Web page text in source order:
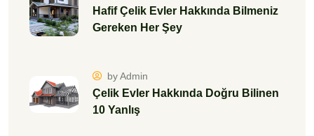
Hafif Çelik Evler Hakkında Bilmeniz
Gereken Her Şey
by Admin
Çelik Evler Hakkında Doğru Bilinen
10 Yanlış